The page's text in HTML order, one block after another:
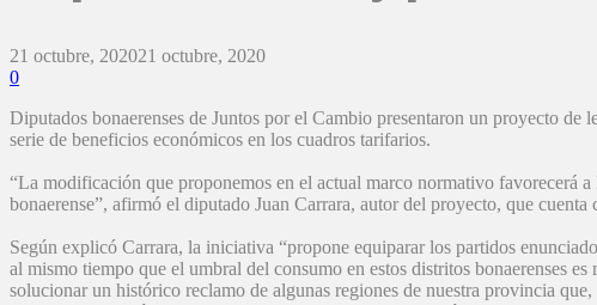
21 octubre, 202021 octubre, 2020
0
Diputados bonaerenses de Juntos por el Cambio presentaron un proyecto
serie de beneficios económicos en los cuadros tarifarios.
“La modificación que proponemos en el actual marco normativo favorecerá
bonaerense”, afirmó el diputado Juan Carrara, autor del proyecto, que
Según explicó Carrara, la iniciativa “propone equiparar los partidos
al mismo tiempo que el umbral del consumo en estos distritos bonaerenses
solucionar un histórico reclamo de algunas regiones de nuestra provincia